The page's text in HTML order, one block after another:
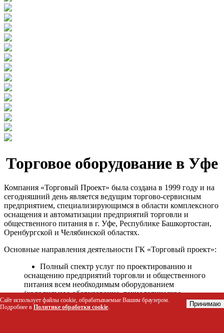
Торговое оборудование в Уфе
Компания «Торговый Проект» была создана в 1999 году и на
сегодняшний день является ведущим торгово-сервисным
предприятием, специализирующимся в области комплексного
оснащения и автоматизации предприятий торговли и
общественного питания в г. Уфе, Республике Башкортостан,
Оренбургской и Челябинской областях.
Основные направления деятельности ГК «Торговый проект»:
Полный спектр услуг по проектированию и
оснащению предприятий торговли и общественного
питания всем необходимым оборудованием
(холодильное оборудование, технологическое
оборудование, стеллажное оборудование и т.д.);
Автоматизация торговых процессов и внедрения
Сайт использует файлы cookie, обрабатываемые Вашим браузером.
Подробнее в Политике обработки cookie. Принимаю